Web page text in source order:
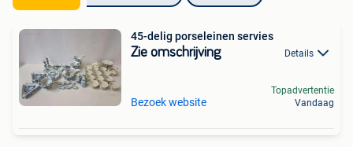
45-delig porseleinen servies
Zie omschrijving Details
Bezoek website
Topadvertentie
Vandaag